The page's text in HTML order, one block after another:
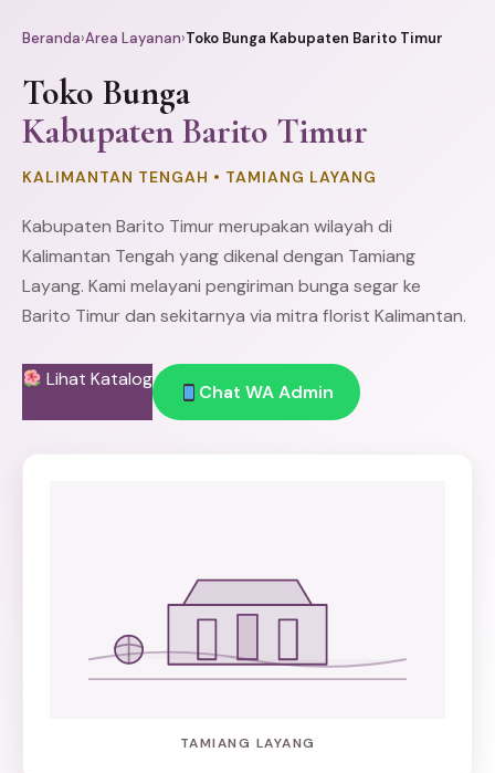
Beranda›Area Layanan›Toko Bunga Kabupaten Barito Timur
Toko Bunga
Kabupaten Barito Timur
KALIMANTAN TENGAH • TAMIANG LAYANG
Kabupaten Barito Timur merupakan wilayah di
Kalimantan Tengah yang dikenal dengan Tamiang
Layang. Kami melayani pengiriman bunga segar ke
Barito Timur dan sekitarnya via mitra florist Kalimantan.
Lihat Katalog
Chat WA Admin
TAMIANG LAYANG